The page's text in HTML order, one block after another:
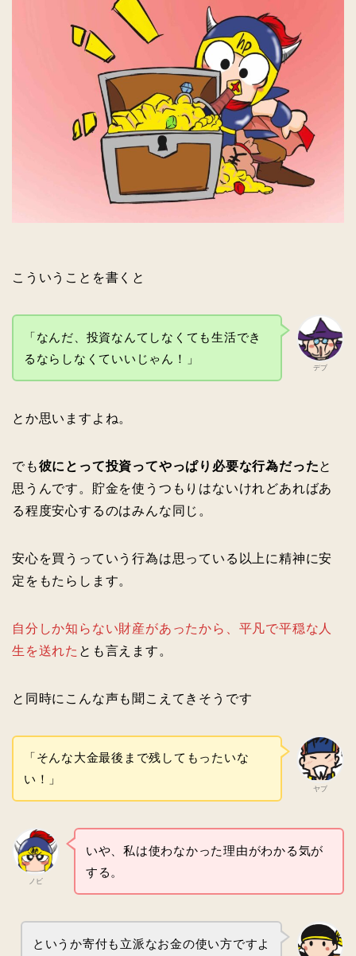
こういうことを書くと
デブ
「なんだ、投資なんてしなくても生活でき
るならしなくていいじゃん！」
とか思いますよね。
でも彼にとって投資ってやっぱり必要な行為だったと
思うんです。貯金を使うつもりはないけれどあればあ
る程度安心するのはみんな同じ。
安心を買うっていう行為は思っている以上に精神に安
定をもたらします。
自分しか知らない財産があったから、平凡で平穏な人
生を送れた とも言えます。
と同時にこんな声も聞こえてきそうです
ヤブ
「そんな大金最後まで残してもったいな
い！」
ノビ
いや、私は使わなかった理由がわかる気が
する。
というか寄付も立派なお金の使い方ですよ